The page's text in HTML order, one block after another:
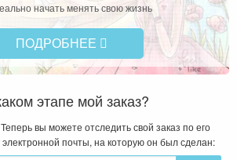
начать менять свою жизнь
ПОДРОБНЕЕ
этапе мой заказ?
вы можете отследить свой заказ по его
почты, на которую он был сделан: